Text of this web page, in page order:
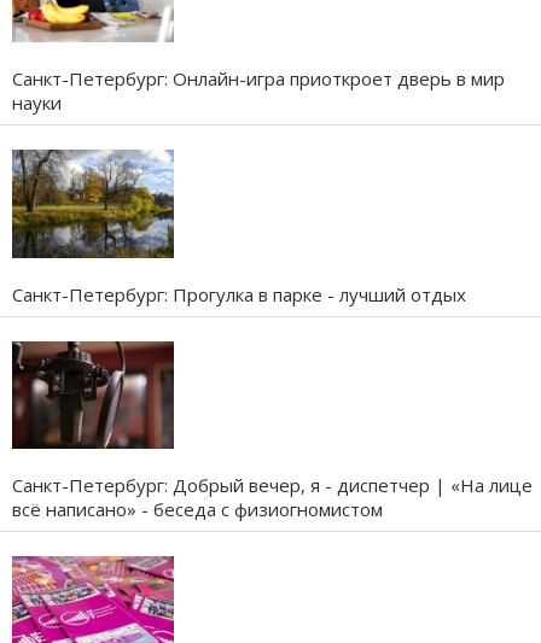
Санкт-Петербург: Онлайн-игра приоткроет дверь в мир
науки
Санкт-Петербург: Прогулка в парке - лучший отдых
Санкт-Петербург: Добрый вечер, я - диспетчер | «На лице
всё написано» - беседа с физиогномистом